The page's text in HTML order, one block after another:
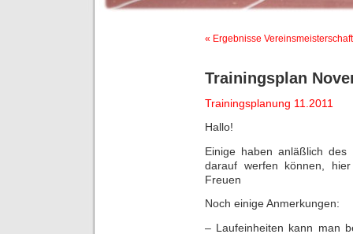
« Ergebnisse
Trainingsplan
Trainingsplanung 11.2011
Hallo!
Einige haben anläßlich
darauf werfen können,
Freuen
Noch einige Anmerkungen:
– Laufeinheiten kann man